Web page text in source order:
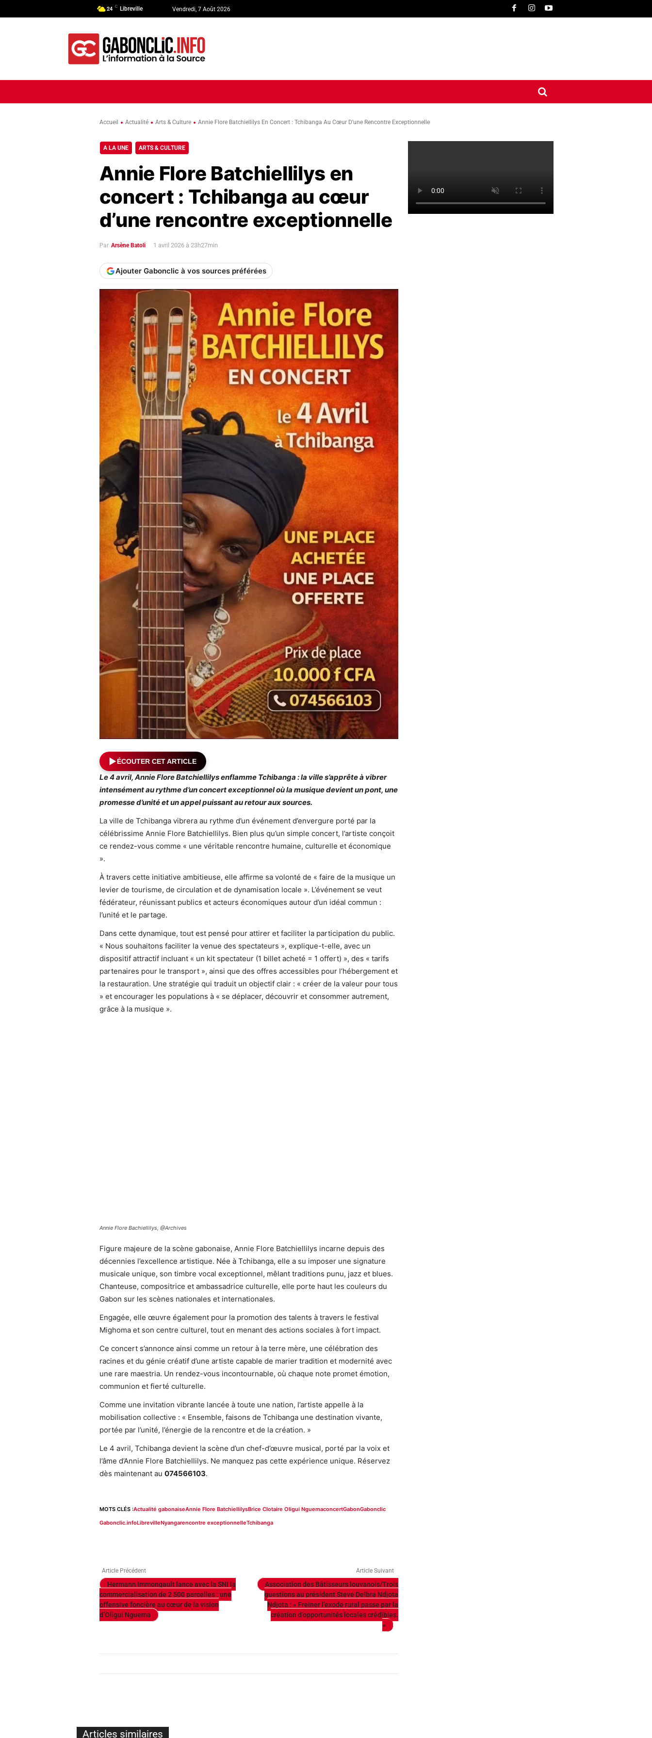
24 C Libreville Vendredi, 7 Août 2026
CONTACT
Accueil Actualité Arts & Culture Annie Flore Batchiellilys En Concert : Tchibanga Au Cœur D’une Rencontre Exceptionnelle
A LA UNE ARTS & CULTURE
Annie Flore Batchiellilys en
concert : Tchibanga au cœur
d’une rencontre exceptionnelle
Par Arsène Batoli 1 avril 2026 à 23h27min
Ajouter Gabonclic à vos sources préférées
ÉCOUTER CET ARTICLE
Le 4 avril, Annie Flore Batchiellilys enflamme Tchibanga : la ville s’apprête à vibrer
intensément au rythme d’un concert exceptionnel où la musique devient un pont, une
promesse d’unité et un appel puissant au retour aux sources.
La ville de Tchibanga vibrera au rythme d’un événement d’envergure porté par la
célébrissime Annie Flore Batchiellilys. Bien plus qu’un simple concert, l’artiste conçoit
ce rendez-vous comme « une véritable rencontre humaine, culturelle et économique
».
À travers cette initiative ambitieuse, elle affirme sa volonté de « faire de la musique un
levier de tourisme, de circulation et de dynamisation locale ». L’événement se veut
fédérateur, réunissant publics et acteurs économiques autour d’un idéal commun :
l’unité et le partage.
Dans cette dynamique, tout est pensé pour attirer et faciliter la participation du public.
« Nous souhaitons faciliter la venue des spectateurs », explique-t-elle, avec un
dispositif attractif incluant « un kit spectateur (1 billet acheté = 1 offert) », des « tarifs
partenaires pour le transport », ainsi que des offres accessibles pour l’hébergement et
la restauration. Une stratégie qui traduit un objectif clair : « créer de la valeur pour tous
» et encourager les populations à « se déplacer, découvrir et consommer autrement,
grâce à la musique ».
Annie Flore Bachiellilys, @Archives
Figure majeure de la scène gabonaise, Annie Flore Batchiellilys incarne depuis des
décennies l’excellence artistique. Née à Tchibanga, elle a su imposer une signature
musicale unique, son timbre vocal exceptionnel, mêlant traditions punu, jazz et blues.
Chanteuse, compositrice et ambassadrice culturelle, elle porte haut les couleurs du
Gabon sur les scènes nationales et internationales.
Engagée, elle œuvre également pour la promotion des talents à travers le festival
Mighoma et son centre culturel, tout en menant des actions sociales à fort impact.
Ce concert s’annonce ainsi comme un retour à la terre mère, une célébration des
racines et du génie créatif d’une artiste capable de marier tradition et modernité avec
une rare maestria. Un rendez-vous incontournable, où chaque note promet émotion,
communion et fierté culturelle.
Comme une invitation vibrante lancée à toute une nation, l’artiste appelle à la
mobilisation collective : « Ensemble, faisons de Tchibanga une destination vivante,
portée par l’unité, l’énergie de la rencontre et de la création. »
Le 4 avril, Tchibanga devient la scène d’un chef-d’œuvre musical, porté par la voix et
l’âme d’Annie Flore Batchiellilys. Ne manquez pas cette expérience unique. Réservez
dès maintenant au 074566103.
MOTS CLÉS :Actualité gabonaiseAnnie Flore BatchiellilysBrice Clotaire Oligui NguemaconcertGabonGabonclic
Gabonclic.infoLibrevilleNyangarencontre exceptionnelleTchibanga
Article Précédent
Hermann Immongault lance avec la SNI la
commercialisation de 2 500 parcelles : une
offensive foncière au cœur de la vision
d’Oligui Nguema
Article Suivant
Association des Bâtisseurs louvanois/Trois
questions au président Steve Delbra Ndjota
Ndjota : « Freiner l’exode rural passe par la
création d’opportunités locales crédibles.
»
Articles similaires